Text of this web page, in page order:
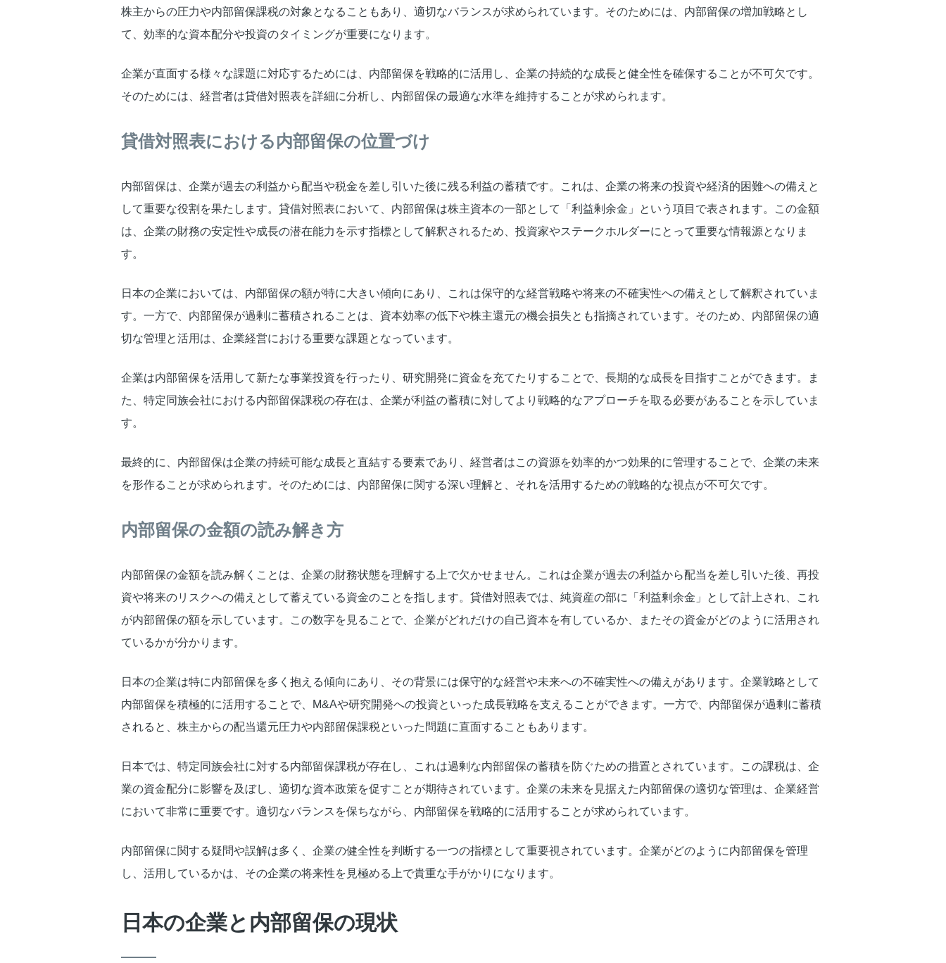
株主からの圧力や内部留保課税の対象となることもあり、適切なバランスが求められています。そのためには、内部留保の増加戦略とし
て、効率的な資本配分や投資のタイミングが重要になります。
企業が直面する様々な課題に対応するためには、内部留保を戦略的に活用し、企業の持続的な成長と健全性を確保することが不可欠です。
そのためには、経営者は貸借対照表を詳細に分析し、内部留保の最適な水準を維持することが求められます。
貸借対照表における内部留保の位置づけ
内部留保は、企業が過去の利益から配当や税金を差し引いた後に残る利益の蓄積です。これは、企業の将来の投資や経済的困難への備えと
して重要な役割を果たします。貸借対照表において、内部留保は株主資本の一部として「利益剰余金」という項目で表されます。この金額
は、企業の財務の安定性や成長の潜在能力を示す指標として解釈されるため、投資家やステークホルダーにとって重要な情報源となりま
す。
日本の企業においては、内部留保の額が特に大きい傾向にあり、これは保守的な経営戦略や将来の不確実性への備えとして解釈されていま
す。一方で、内部留保が過剰に蓄積されることは、資本効率の低下や株主還元の機会損失とも指摘されています。そのため、内部留保の適
切な管理と活用は、企業経営における重要な課題となっています。
企業は内部留保を活用して新たな事業投資を行ったり、研究開発に資金を充てたりすることで、長期的な成長を目指すことができます。ま
た、特定同族会社における内部留保課税の存在は、企業が利益の蓄積に対してより戦略的なアプローチを取る必要があることを示していま
す。
最終的に、内部留保は企業の持続可能な成長と直結する要素であり、経営者はこの資源を効率的かつ効果的に管理することで、企業の未来
を形作ることが求められます。そのためには、内部留保に関する深い理解と、それを活用するための戦略的な視点が不可欠です。
内部留保の金額の読み解き方
内部留保の金額を読み解くことは、企業の財務状態を理解する上で欠かせません。これは企業が過去の利益から配当を差し引いた後、再投
資や将来のリスクへの備えとして蓄えている資金のことを指します。貸借対照表では、純資産の部に「利益剰余金」として計上され、これ
が内部留保の額を示しています。この数字を見ることで、企業がどれだけの自己資本を有しているか、またその資金がどのように活用され
ているかが分かります。
日本の企業は特に内部留保を多く抱える傾向にあり、その背景には保守的な経営や未来への不確実性への備えがあります。企業戦略として
内部留保を積極的に活用することで、M&Aや研究開発への投資といった成長戦略を支えることができます。一方で、内部留保が過剰に蓄積
されると、株主からの配当還元圧力や内部留保課税といった問題に直面することもあります。
日本では、特定同族会社に対する内部留保課税が存在し、これは過剰な内部留保の蓄積を防ぐための措置とされています。この課税は、企
業の資金配分に影響を及ぼし、適切な資本政策を促すことが期待されています。企業の未来を見据えた内部留保の適切な管理は、企業経営
において非常に重要です。適切なバランスを保ちながら、内部留保を戦略的に活用することが求められています。
内部留保に関する疑問や誤解は多く、企業の健全性を判断する一つの指標として重要視されています。企業がどのように内部留保を管理
し、活用しているかは、その企業の将来性を見極める上で貴重な手がかりになります。
日本の企業と内部留保の現状